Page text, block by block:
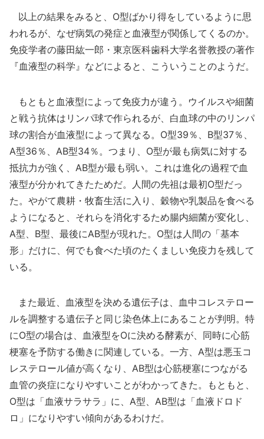
以上の結果をみると、O型ばかり得をしているように思
われるが、なぜ病気の発症と血液型が関係してくるのか。
免疫学者の藤田紘一郎・東京医科歯科大学名誉教授の著作
『血液型の科学』などによると、こういうことのようだ。
もともと血液型によって免疫力が違う。ウイルスや細菌
と戦う抗体はリンパ球で作られるが、白血球の中のリンパ
球の割合が血液型によって異なる。O型39％、B型37％、
A型36％、AB型34％。つまり、O型が最も病気に対する
抵抗力が強く、AB型が最も弱い。これは進化の過程で血
液型が分かれてきたためだ。人間の先祖は最初O型だっ
た。やがて農耕・牧畜生活に入り、穀物や乳製品を食べる
ようになると、それらを消化するため腸内細菌が変化し、
A型、B型、最後にAB型が現れた。O型は人間の「基本
形」だけに、何でも食べた頃のたくましい免疫力を残して
いる。
また最近、血液型を決める遺伝子は、血中コレステロー
ルを調整する遺伝子と同じ染色体上にあることが判明。特
にO型の場合は、血液型をOに決める酵素が、同時に心筋
梗塞を予防する働きに関連している。一方、A型は悪玉コ
レステロール値が高くなり、AB型は心筋梗塞につながる
血管の炎症になりやすいことがわかってきた。もともと、
O型は「血液サラサラ」に、A型、AB型は「血液ドロド
ロ」になりやすい傾向があるわけだ。